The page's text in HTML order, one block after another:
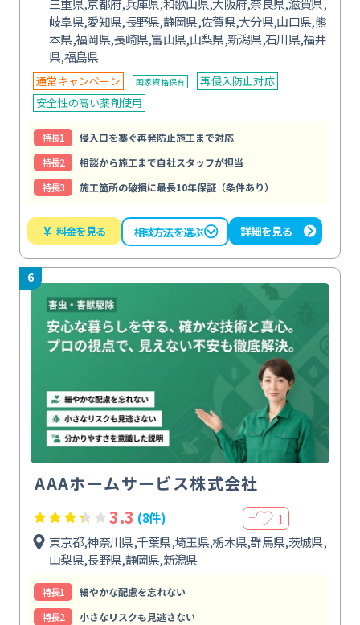
三重県,京都府,兵庫県,和歌山県,大阪府,奈良県,滋賀県,
岐阜県,愛知県,長野県,静岡県,佐賀県,大分県,山口県,熊
本県,福岡県,長崎県,富山県,山梨県,新潟県,石川県,福井
県,福島県
通常キャンペーン 国家資格保有
再侵入防止対応
安全性の高い薬剤使用
特⻑1
侵入口を塞ぐ再発防止施工まで対応
特⻑2
相談から施工まで自社スタッフが担当
特⻑3
施工箇所の破損に最長10年保証（条件あり）
¥ 料金を見る 相談方法を選ぶ 詳細を見る
6
AAAホームサービス株式会社
3.3 (8件) ＋ 1
東京都,神奈川県,千葉県,埼玉県,栃木県,群馬県,茨城県,
山梨県,長野県,静岡県,新潟県
特⻑1
細やかな配慮を忘れない
特⻑2
小さなリスクも見逃さない